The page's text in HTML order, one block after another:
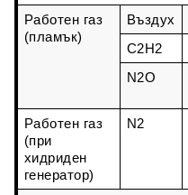
Работен газ
(пламък)
Въздух
C2H2
N2O
Работен газ
(при
хидриден
генератор)
N2